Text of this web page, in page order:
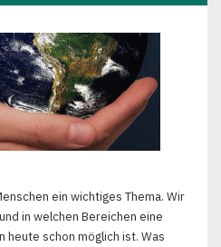
ein wichtiges Thema. Wir
in welchen Bereichen eine
heute schon möglich ist. Was